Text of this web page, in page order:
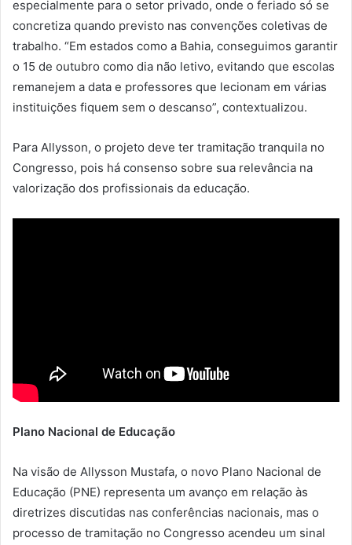
especialmente para o setor privado, onde o feriado só se
concretiza quando previsto nas convenções coletivas de
trabalho. “Em estados como a Bahia, conseguimos garantir
o 15 de outubro como dia não letivo, evitando que escolas
remanejem a data e professores que lecionam em várias
instituições fiquem sem o descanso”, contextualizou.
Para Allysson, o projeto deve ter tramitação tranquila no
Congresso, pois há consenso sobre sua relevância na
valorização dos profissionais da educação.
Plano Nacional de Educação
Na visão de Allysson Mustafa, o novo Plano Nacional de
Educação (PNE) representa um avanço em relação às
diretrizes discutidas nas conferências nacionais, mas o
processo de tramitação no Congresso acendeu um sinal